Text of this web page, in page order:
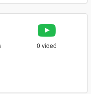
0 videó